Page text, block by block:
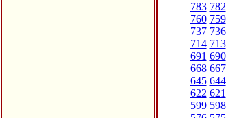
783 782
760 759
737 736
714 713
691 690
668 667
645 644
622 621
599 598